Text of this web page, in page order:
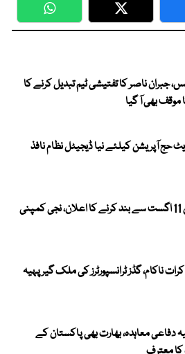
WhatsApp Twitter
جبران ناصر کا تفتیشی ٹیم تبدیل کرنے کا
موقف بھی آ گیا
پرائیویٹ حج آپریشن کیلئے نیا ڈیجیٹل نظام نافذ
میٹرو بس سروس 11 اگست سے بند کرنے کا اعلان، نجی کمپنی
ناکام، گڈز ٹرانسپورٹرز کی ملک گیر پہیہ
دفاعی معاہدہ، بھارت بھی پاکستان کے